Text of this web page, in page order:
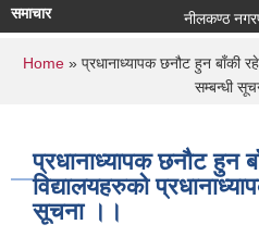
समाचार नीलकण्ठ
You are here
Home » प्रधानाध्यापक छनौट हुन बाँकी
सम्बन्धी
प्रधानाध्यापक छनौट हुन
विद्यालयहरुको
सूचना ।।